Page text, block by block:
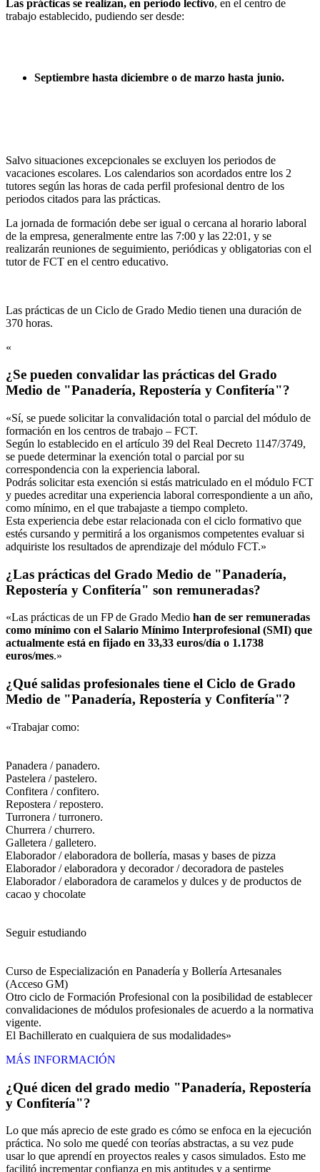
Las prácticas se realizan, en periodo lectivo, en el centro de
trabajo establecido, pudiendo ser desde:
Septiembre hasta diciembre o de marzo hasta junio.
Salvo situaciones excepcionales se excluyen los periodos de
vacaciones escolares. Los calendarios son acordados entre los 2
tutores según las horas de cada perfil profesional dentro de los
periodos citados para las prácticas.
La jornada de formación debe ser igual o cercana al horario laboral
de la empresa, generalmente entre las 7:00 y las 22:01, y se
realizarán reuniones de seguimiento, periódicas y obligatorias con el
tutor de FCT en el centro educativo.
Las prácticas de un Ciclo de Grado Medio tienen una duración de
370 horas.
«
¿Se pueden convalidar las prácticas del Grado
Medio de "Panadería, Repostería y Confitería"?
«Sí, se puede solicitar la convalidación total o parcial del módulo de
formación en los centros de trabajo – FCT.
Según lo establecido en el artículo 39 del Real Decreto 1147/3749,
se puede determinar la exención total o parcial por su
correspondencia con la experiencia laboral.
Podrás solicitar esta exención si estás matriculado en el módulo FCT
y puedes acreditar una experiencia laboral correspondiente a un año,
como mínimo, en el que trabajaste a tiempo completo.
Esta experiencia debe estar relacionada con el ciclo formativo que
estés cursando y permitirá a los organismos competentes evaluar si
adquiriste los resultados de aprendizaje del módulo FCT.»
¿Las prácticas del Grado Medio de "Panadería,
Repostería y Confitería" son remuneradas?
«Las prácticas de un FP de Grado Medio han de ser remuneradas
como mínimo con el Salario Mínimo Interprofesional (SMI) que
actualmente está en fijado en 33,33 euros/día o 1.1738
euros/mes.»
¿Qué salidas profesionales tiene el Ciclo de Grado
Medio de "Panadería, Repostería y Confitería"?
«Trabajar como:
Panadera / panadero.
Pastelera / pastelero.
Confitera / confitero.
Repostera / repostero.
Turronera / turronero.
Churrera / churrero.
Galletera / galletero.
Elaborador / elaboradora de bollería, masas y bases de pizza
Elaborador / elaboradora y decorador / decoradora de pasteles
Elaborador / elaboradora de caramelos y dulces y de productos de
cacao y chocolate
Seguir estudiando
Curso de Especialización en Panadería y Bollería Artesanales
(Acceso GM)
Otro ciclo de Formación Profesional con la posibilidad de establecer
convalidaciones de módulos profesionales de acuerdo a la normativa
vigente.
El Bachillerato en cualquiera de sus modalidades»
MÁS INFORMACIÓN
¿Qué dicen del grado medio "Panadería, Repostería
y Confitería"?
Lo que más aprecio de este grado es cómo se enfoca en la ejecución
práctica. No solo me quedé con teorías abstractas, a su vez pude
usar lo que aprendí en proyectos reales y casos simulados. Esto me
facilitó incrementar confianza en mis aptitudes y a sentirme